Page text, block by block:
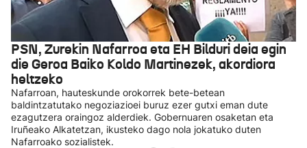
PSN, Zurekin Nafarroa eta EH Bilduri deia egin
die Geroa Baiko Koldo Martinezek, akordiora
heltzeko
Nafarroan, hauteskunde orokorrek bete-betean
baldintzatutako negoziazioei buruz ezer gutxi eman dute
ezagutzera oraingoz alderdiek. Gobernuaren osaketan eta
Iruñeako Alkatetzan, ikusteko dago nola jokatuko duten
Nafarroako sozialistek.